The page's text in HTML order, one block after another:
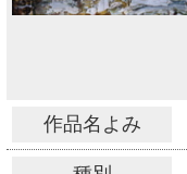
作品名よみ